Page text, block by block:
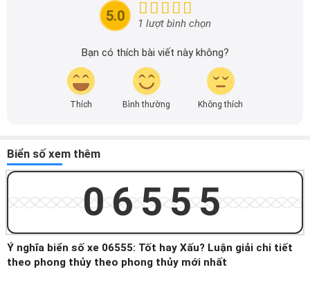
tin nhanh chóng và dễ dàng hơn.
5.0 1 lượt bình chọn
Bạn có thích bài viết này không?
Thích Bình thường Không thích
Biển số xem thêm
06555
Ý nghĩa biển số xe 06555: Tốt hay Xấu? Luận giải chi tiết
theo phong thủy theo phong thủy mới nhất